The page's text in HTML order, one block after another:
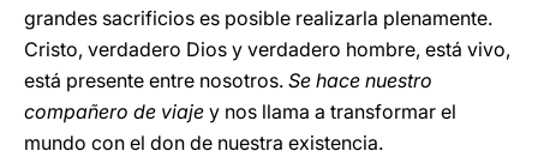
grandes sacrificios es posible realizarla plenamente.
Cristo, verdadero Dios y verdadero hombre, está vivo,
está presente entre nosotros. Se hace nuestro
compañero de viaje y nos llama a transformar el
mundo con el don de nuestra existencia.